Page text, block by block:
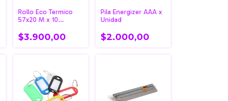
Rollo Eco Termico
57x20 M x 10
$3.900,00
Pila Energizer AAA x
Unidad
$2.000,00